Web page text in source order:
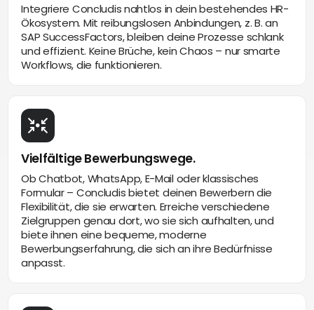
Integriere Concludis nahtlos in dein bestehendes HR-
Ökosystem. Mit reibungslosen Anbindungen, z. B. an
SAP SuccessFactors, bleiben deine Prozesse schlank
und effizient. Keine Brüche, kein Chaos – nur smarte
Workflows, die funktionieren.
Vielfältige Bewerbungswege.
Ob Chatbot, WhatsApp, E-Mail oder klassisches
Formular – Concludis bietet deinen Bewerbern die
Flexibilität, die sie erwarten. Erreiche verschiedene
Zielgruppen genau dort, wo sie sich aufhalten, und
biete ihnen eine bequeme, moderne
Bewerbungserfahrung, die sich an ihre Bedürfnisse
anpasst.